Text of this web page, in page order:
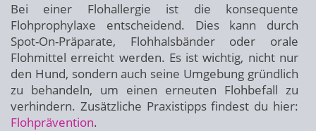
Bei einer Flohallergie ist die konsequente
Flohprophylaxe entscheidend. Dies kann durch
Spot-On-Präparate, Flohhalsbänder oder orale
Flohmittel erreicht werden. Es ist wichtig, nicht nur
den Hund, sondern auch seine Umgebung gründlich
zu behandeln, um einen erneuten Flohbefall zu
verhindern. Zusätzliche Praxistipps findest du hier:
Flohprävention.